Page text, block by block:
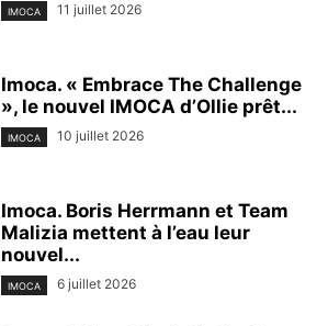
IMOCA 11 juillet 2026
Imoca. « Embrace The Challenge
», le nouvel IMOCA d’Ollie prêt...
IMOCA 10 juillet 2026
Imoca. Boris Herrmann et Team
Malizia mettent à l’eau leur
nouvel...
IMOCA 6 juillet 2026